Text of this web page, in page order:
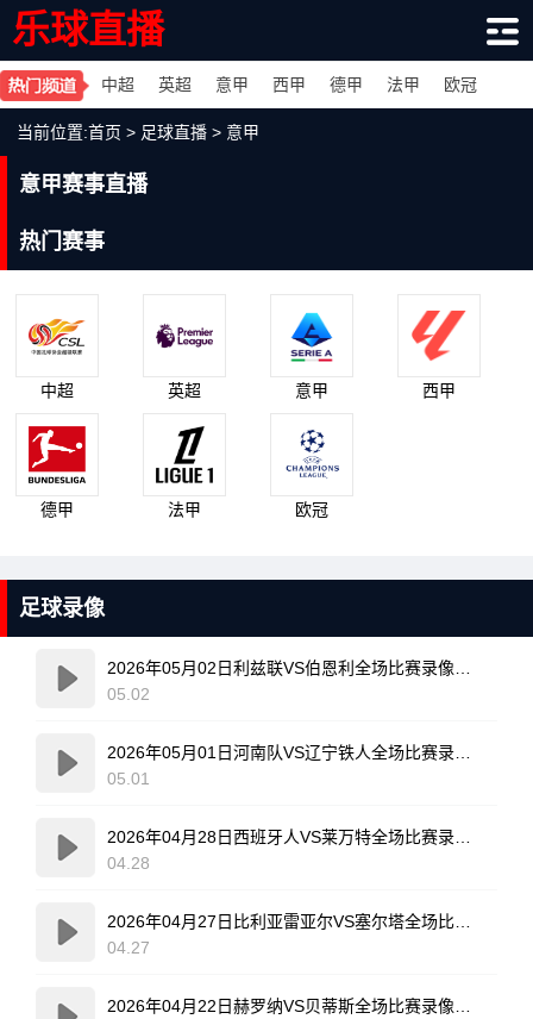
乐球直播
中超 英超 意甲 西甲 德甲 法甲 欧冠
当前位置:首页 > 足球直播 > 意甲
意甲赛事直播
热门赛事
中超 英超 意甲 西甲
德甲 法甲 欧冠
足球录像
05.02
05.01
04.28
04.27